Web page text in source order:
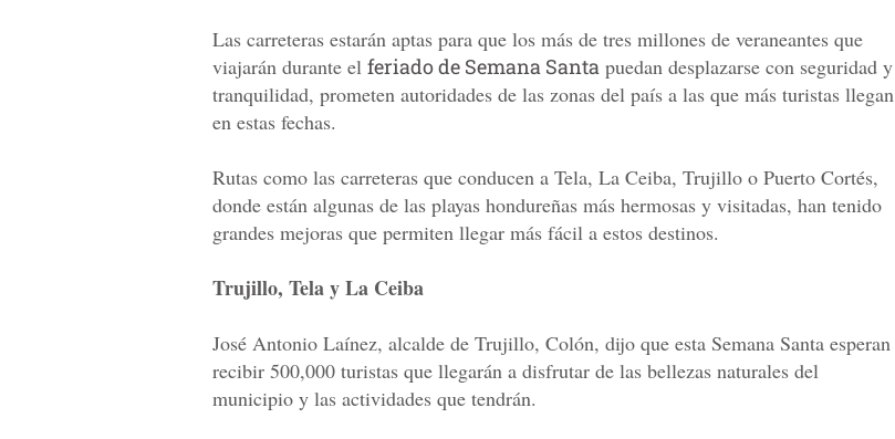
Las carreteras estarán aptas para que los más de tres millones de veraneantes que
viajarán durante el feriado de Semana Santa puedan desplazarse con seguridad y
tranquilidad, prometen autoridades de las zonas del país a las que más turistas llegan
en estas fechas.
Rutas como las carreteras que conducen a Tela, La Ceiba, Trujillo o Puerto Cortés,
donde están algunas de las playas hondureñas más hermosas y visitadas, han tenido
grandes mejoras que permiten llegar más fácil a estos destinos.
Trujillo, Tela y La Ceiba
José Antonio Laínez, alcalde de Trujillo, Colón, dijo que esta Semana Santa esperan
recibir 500,000 turistas que llegarán a disfrutar de las bellezas naturales del
municipio y las actividades que tendrán.